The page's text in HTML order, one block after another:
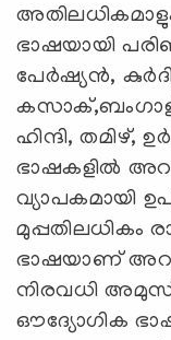
ഭാഷയായി
പേര്‍ഷ്യന്‍,
ഹിന്ദി, തമിഴ്,
ഭാഷകളില്‍
വ്യാപകമായി
മുപ്പതിലധികം
ഭാഷയാണ്
നിരവധി
ഔദ്യോഗിക